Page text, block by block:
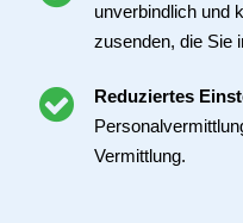
unverbindlich und
zusenden, die Sie
Reduziertes
Vermittlung.